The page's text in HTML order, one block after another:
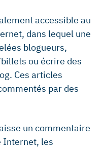
accessible au
dans lequel une
blogueurs,
ou écrire des
Ces articles
par des
un commentaire
Internet, les